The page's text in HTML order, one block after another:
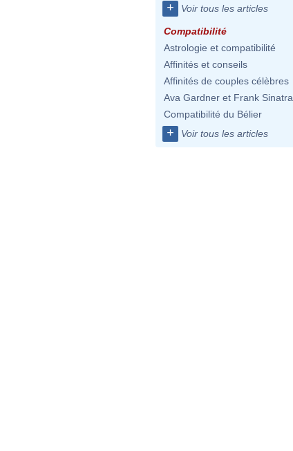
+ Voir tous les articles
Compatibilité
Astrologie et compatibilité
Affinités et conseils
Affinités de couples célèbres
Ava Gardner et Frank Sinatra
Compatibilité du Bélier
+ Voir tous les articles